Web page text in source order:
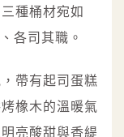
種桶材宛如
各司其職。
帶有起司蛋糕
橡木的溫暖氣
亮酸甜與香緹